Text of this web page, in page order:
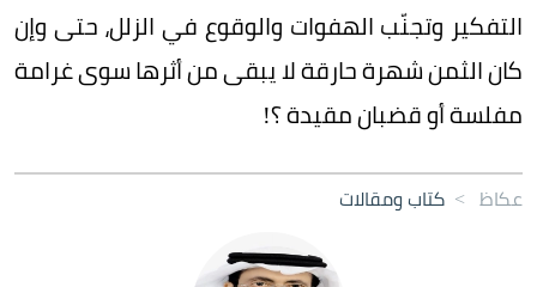
التفكير وتجنّب الهفوات والوقوع في الزلل، حتى وإن
كان الثمن شهرة حارقة لا يبقى من أثرها سوى غرامة
مفلسة أو قضبان مقيدة ؟!
عكاظ > كتاب ومقالات